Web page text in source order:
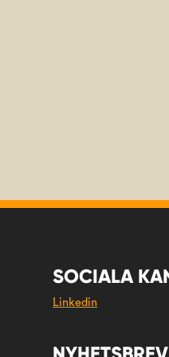
SOCIALA
Linkedin